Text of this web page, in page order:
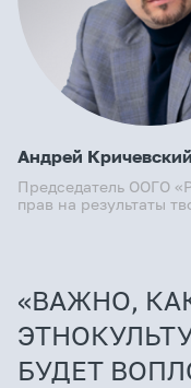
Андрей Кричевский
Председатель ООГО
прав на результаты
«ВАЖНО,
БУДЕТ